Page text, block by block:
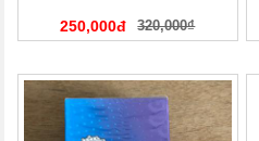
250,000đ 320,000₫